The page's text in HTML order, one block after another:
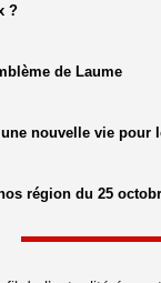
?
de Laume
nouvelle vie pour
région du 25